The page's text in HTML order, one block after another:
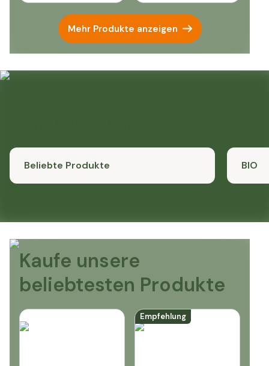
Mehr Produkte anzeigen
Beliebte Produkte BIO
Kaufe unsere
beliebtesten Produkte
Empfehlung